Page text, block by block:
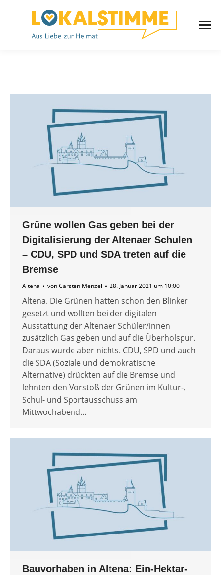
Grüne wollen Gas geben bei der
Digitalisierung der Altenaer Schulen
– CDU, SPD und SDA treten auf die
Bremse
Altena vonCarsten Menzel 28. Januar 2021 um 10:00
Altena. Die Grünen hatten schon den Blinker
gesetzt und wollten bei der digitalen
Ausstattung der Altenaer Schüler/innen
zusätzlich Gas geben und auf die Überholspur.
Daraus wurde aber nichts. CDU, SPD und auch
die SDA (Soziale und demokratische
Alternative) drückten auf die Bremse und
lehnten den Vorstoß der Grünen im Kultur-,
Schul- und Sportausschuss am
Mittwochabend…
Bauvorhaben in Altena: Ein-Hektar-